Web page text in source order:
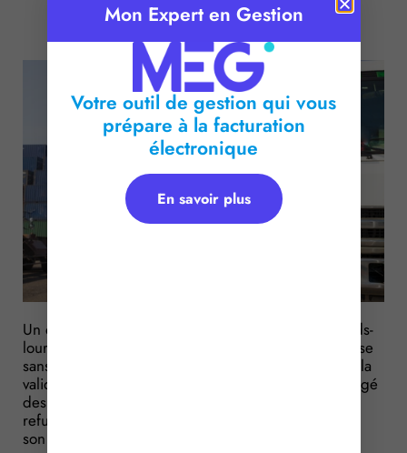
Publié le : 3 février 2017
Temps de lecture : 2 minutes
Un employeur a licencié l’un de ses chauffeurs poids-
lourd pour avoir conduit des véhicules de l’entreprise
sans avoir renouvelé la visite médicale nécessaire à la
validité de son permis. Il demande à être dédommagé
des risques que lui a fait subir son salarié… ce que
refuse le salarié, qui rejette au contraire la faute sur
son employeur…
Mon Expert en Gestion
Votre outil de gestion qui vous
prépare à la facturation
électronique
En savoir plus